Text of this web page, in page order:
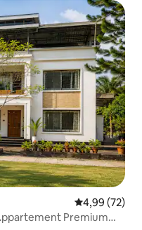
appréciés
Évaluation
4,99 (72)
Premium